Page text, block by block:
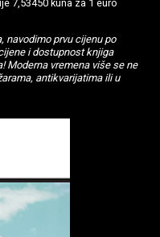
7,53450 kuna za 1 euro
navodimo prvu cijenu po
i dostupnost knjiga
Moderna vremena više se ne
antikvarijatima ili u